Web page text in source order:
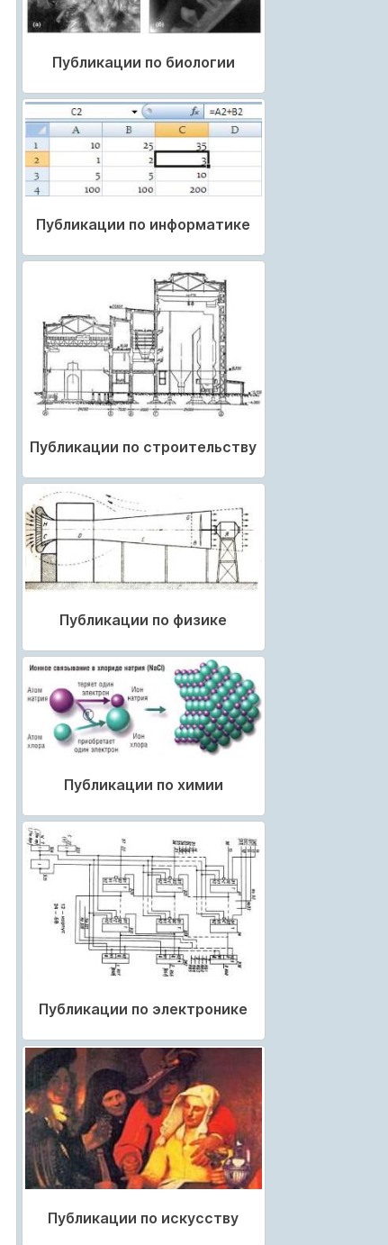
Публикации по биологии
Публикации по информатике
Публикации по строительству
Публикации по физике
Публикации по химии
Публикации по электронике
Публикации по искусству